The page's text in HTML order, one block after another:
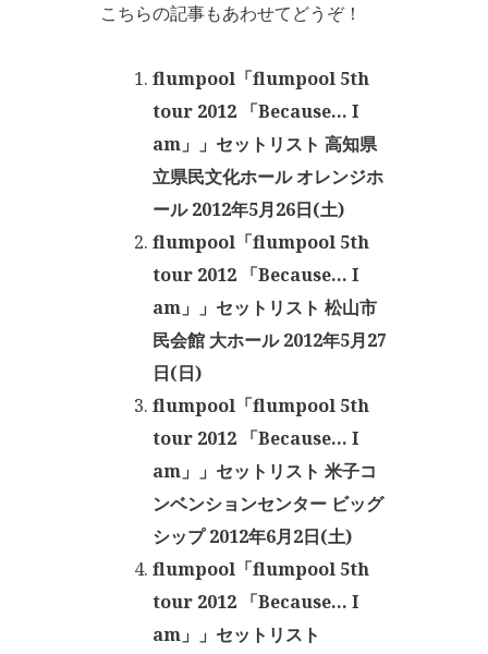
こちらの記事もあわせてどうぞ！
flumpool「flumpool 5th
tour 2012 「Because… I
am」」セットリスト 高知県
立県民文化ホール オレンジホ
ール 2012年5月26日(土)
flumpool「flumpool 5th
tour 2012 「Because… I
am」」セットリスト 松山市
民会館 大ホール 2012年5月27
日(日)
flumpool「flumpool 5th
tour 2012 「Because… I
am」」セットリスト 米子コ
ンベンションセンター ビッグ
シップ 2012年6月2日(土)
flumpool「flumpool 5th
tour 2012 「Because… I
am」」セットリスト